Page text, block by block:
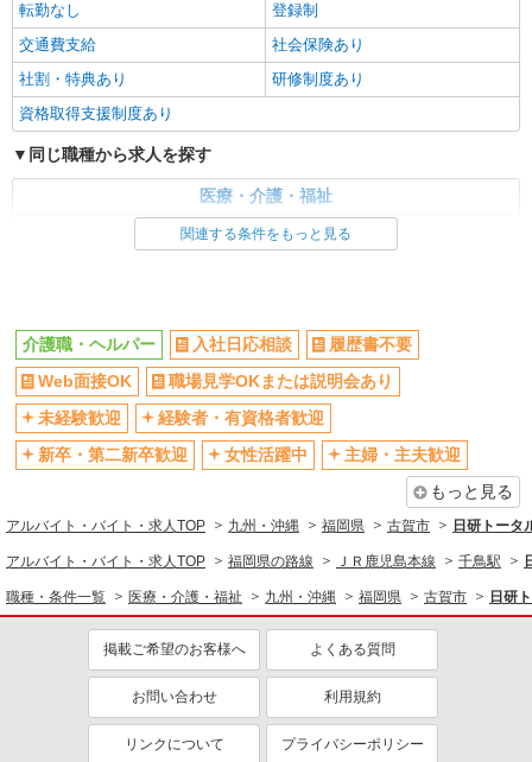
転勤なし
登録制
交通費支給
社会保険あり
社割・特典あり
研修制度あり
資格取得支援制度あり
同じ職種から求人を探す
医療・介護・福祉
週2～3日勤務OK
深夜
交通費支給
社会保険あり
関連する条件をもっと見る
介護職・ヘルパー 入社日応相談
履歴書不要
Web面接OK
職場見学OKまたは説明会あり
未経験歓迎
経験者・有資格者歓迎
新卒・第二新卒歓迎
女性活躍中
主婦・主夫歓迎
もっと見る
アルバイト・バイト・求人TOP 九州・沖縄 福岡県 古賀市 日研トー
アルバイト・バイト・求人TOP 福岡県の路線 ＪＲ鹿児島本線 千鳥駅
職種・条件一覧 医療・介護・福祉 九州・沖縄 福岡県 古賀市 日研
掲載ご希望のお客様へ よくある質問
お問い合わせ 利用規約
リンクについて プライバシーポリシー